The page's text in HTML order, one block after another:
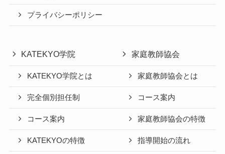
プライバシーポリシー
KATEKYO学院
KATEKYO学院とは
完全個別担任制
コース案内
KATEKYOの特徴
家庭教師協会
家庭教師協会とは
コース案内
家庭教師協会の特徴
指導開始の流れ